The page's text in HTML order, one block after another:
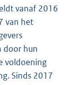
vanaf 2016
van het
door hun
voldoening
Sinds 2017